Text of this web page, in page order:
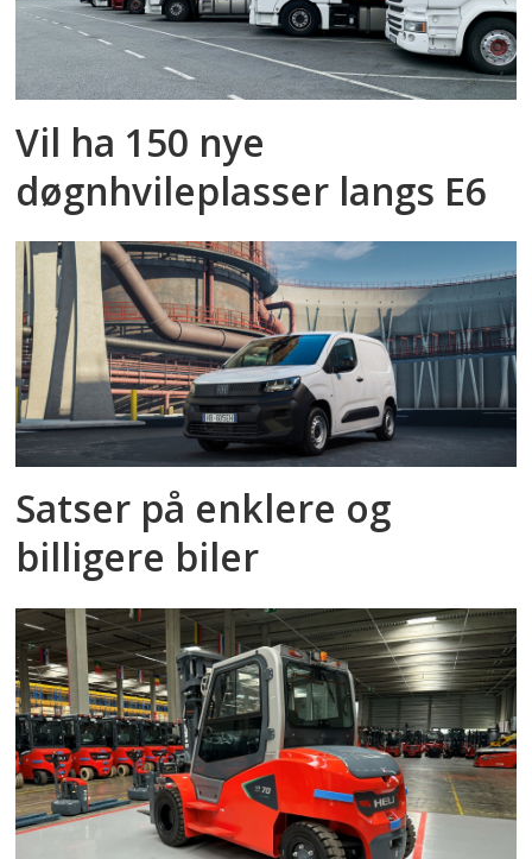
Vil ha 150 nye
døgnhvileplasser langs E6
Satser på enklere og
billigere biler